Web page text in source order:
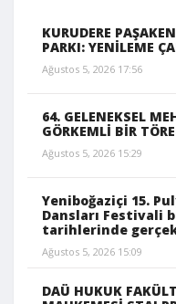
KURUDERE
PARKI: YENİLEME
Ağustos 5, 2026 17:56
64. GELENEKSEL
GÖRKEMLİ BİR
Ağustos 5, 2026 15:29
Yeniboğaziçi 15.
Dansları Festivali
tarihlerinde
Ağustos 5, 2026 15:09
DAÜ HUKUK